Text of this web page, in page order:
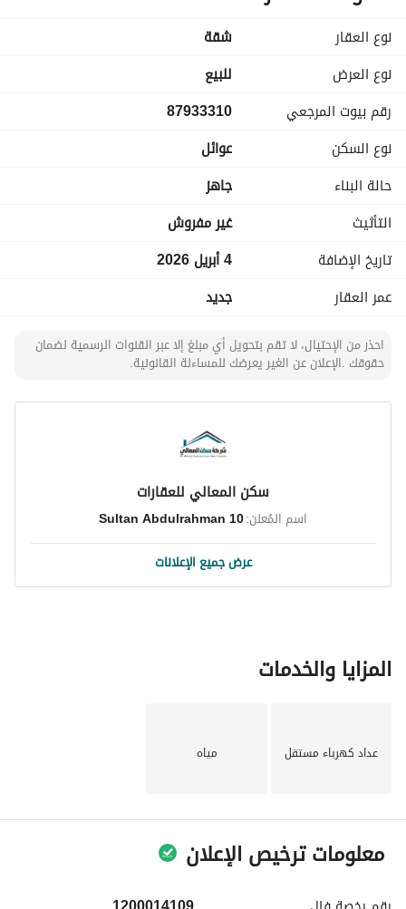
الاوراق
نوع العقار
شقة
نوع العرض
للبيع
رقم بيوت المرجعي
87933310
نوع السكن
عوائل
حالة البناء
جاهز
التأثيث
غير مفروش
تاريخ الإضافة
4 أبريل 2026
عمر العقار
جديد
احذر من الإحتيال، لا تقم بتحويل أي مبلغ إلا عبر القنوات الرسمية لضمان
حقوقك .الإعلان عن الغير يعرضك للمساءلة القانونية.
سكن المعالي للعقارات
اسم المُعلن:Sultan Abdulrahman 10
عرض جميع الإعلانات
المزايا والخدمات
عداد كهرباء مستقل مياه
معلومات ترخيص الإعلان